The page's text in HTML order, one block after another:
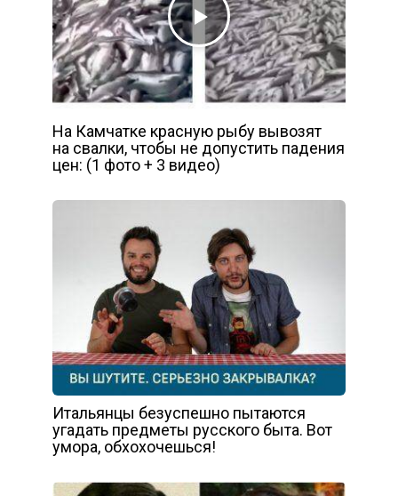
На Камчатке красную рыбу вывозят
на свалки, чтобы не допустить падения
цен: (1 фото + 3 видео)
Итальянцы безуспешно пытаются
угадать предметы русского быта. Вот
умора, обхохочешься!